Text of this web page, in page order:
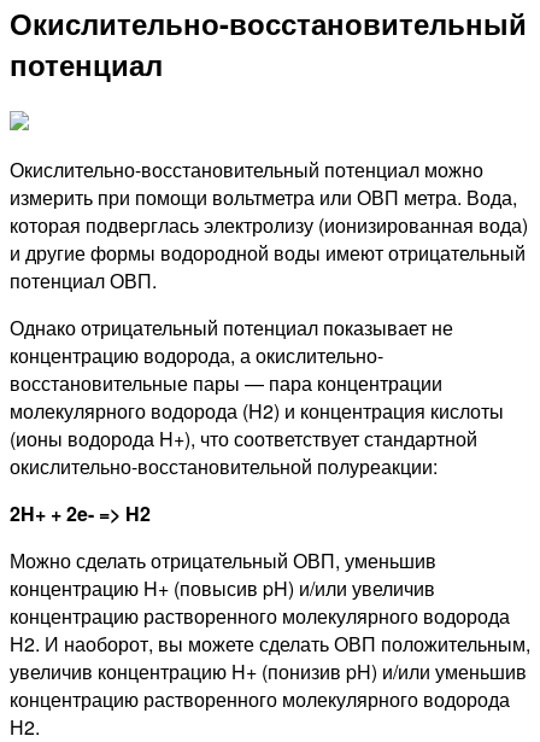
Окислительно-восстановительный
потенциал
Окислительно-восстановительный потенциал можно
измерить при помощи вольтметра или ОВП метра. Вода,
которая подверглась электролизу (ионизированная вода)
и другие формы водородной воды имеют отрицательный
потенциал ОВП.
Однако отрицательный потенциал показывает не
концентрацию водорода, а окислительно-
восстановительные пары — пара концентрации
молекулярного водорода (H2) и концентрация кислоты
(ионы водорода H+), что соответствует стандартной
окислительно-восстановительной полуреакции:
2H+ + 2e- => H2
Можно сделать отрицательный ОВП, уменьшив
концентрацию H+ (повысив pH) и/или увеличив
концентрацию растворенного молекулярного водорода
Н2. И наоборот, вы можете сделать ОВП положительным,
увеличив концентрацию H+ (понизив pH) и/или уменьшив
концентрацию растворенного молекулярного водорода
Н2.